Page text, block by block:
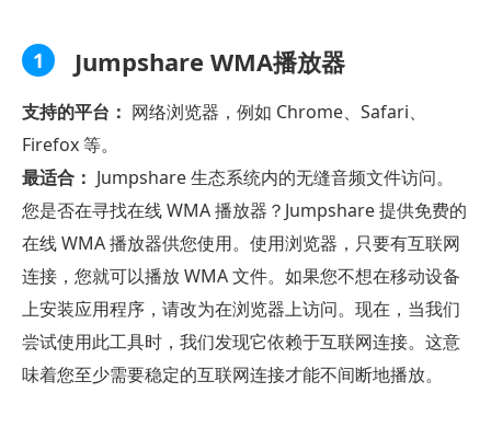
1 Jumpshare WMA播放器
支持的平台： 网络浏览器，例如 Chrome、Safari、
Firefox 等。
最适合： Jumpshare 生态系统内的无缝音频文件访问。
您是否在寻找在线 WMA 播放器？Jumpshare 提供免费的
在线 WMA 播放器供您使用。使用浏览器，只要有互联网
连接，您就可以播放 WMA 文件。如果您不想在移动设备
上安装应用程序，请改为在浏览器上访问。现在，当我们
尝试使用此工具时，我们发现它依赖于互联网连接。这意
味着您至少需要稳定的互联网连接才能不间断地播放。